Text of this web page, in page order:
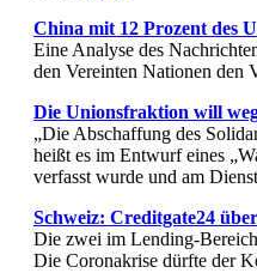
China mit 12 Prozent des
Eine Analyse des
den Vereinten Nationen den
Die Unionsfraktion will
„Die Abschaffung des
heißt es im Entwurf eines
verfasst wurde und am
Schweiz: Creditgate24
Die zwei im Lending-
Die Coronakrise dürfte der